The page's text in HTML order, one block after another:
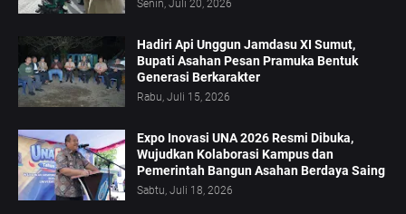
Senin, Juli 20, 2026
Hadiri Api Unggun Jamdasu XI Sumut,
Bupati Asahan Pesan Pramuka Bentuk
Generasi Berkarakter
Rabu, Juli 15, 2026
Expo Inovasi UNA 2026 Resmi Dibuka,
Wujudkan Kolaborasi Kampus dan
Pemerintah Bangun Asahan Berdaya Saing
Sabtu, Juli 18, 2026